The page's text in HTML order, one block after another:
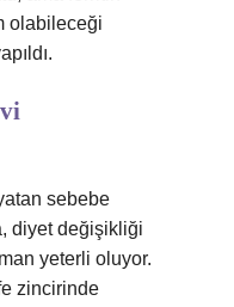
olabileceği
sebebe
diyet değişikliği
yeterli oluyor.
zincirinde